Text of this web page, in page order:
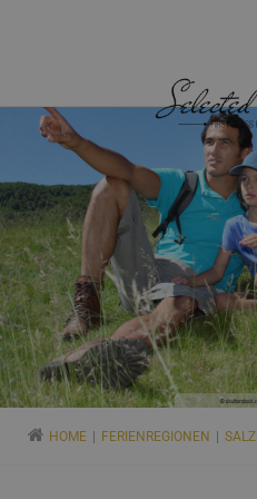
HOME FERIENREGIONEN